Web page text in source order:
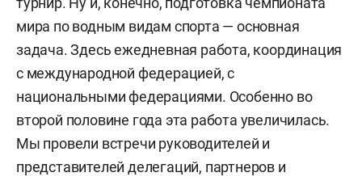
мира по водным видам спорта — основная
задача. Здесь ежедневная работа, координация
с международной федерацией, с
национальными федерациями. Особенно во
второй половине года эта работа увеличилась.
Мы провели встречи руководителей и
представителей делегаций, партнеров и